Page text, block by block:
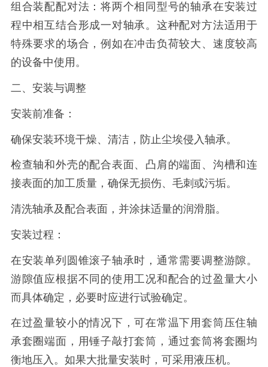
组合装配配对法：将两个相同型号的轴承在安装过
程中相互结合形成一对轴承。这种配对方法适用于
特殊要求的场合，例如在冲击负荷较大、速度较高
的设备中使用。
二、安装与调整
安装前准备：
确保安装环境干燥、清洁，防止尘埃侵入轴承。
检查轴和外壳的配合表面、凸肩的端面、沟槽和连
接表面的加工质量，确保无损伤、毛刺或污垢。
清洗轴承及配合表面，并涂抹适量的润滑脂。
安装过程：
在安装单列圆锥滚子轴承时，通常需要调整游隙。
游隙值应根据不同的使用工况和配合的过盈量大小
而具体确定，必要时应进行试验确定。
在过盈量较小的情况下，可在常温下用套筒压住轴
承套圈端面，用锤子敲打套筒，通过套筒将套圈均
衡地压入。如果大批量安装时，可采用液压机。